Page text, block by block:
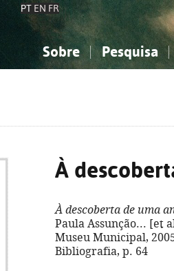
PT EN FR
Sobre Pesquisa
À
À descoberta de uma
Paula Assunção... [et
Museu Municipal,
Bibliografia, p. 64